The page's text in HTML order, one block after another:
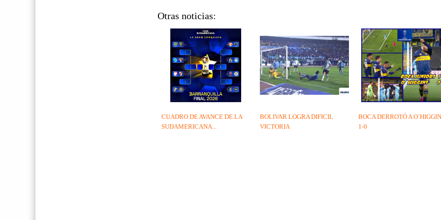
Otras noticias:
BOCA DERROTÓ A
1-0
BOLIVAR LOGRA DIFICIL
VICTORIA
CUADRO DE AVANCE DE LA
SUDAMERICANA...